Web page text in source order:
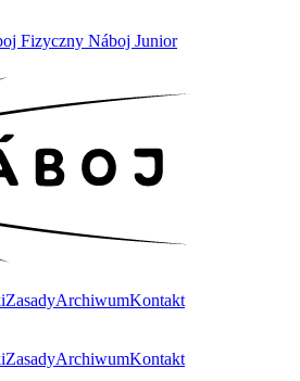
Fizyczny Náboj Junior
ZasadyArchiwumKontakt
ZasadyArchiwumKontakt